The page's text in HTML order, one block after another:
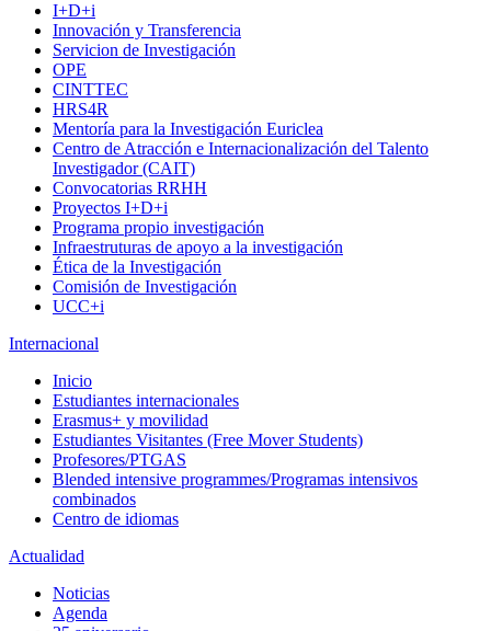
I+D+i
Innovación y Transferencia
Servicion de Investigación
OPE
CINTTEC
HRS4R
Mentoría para la Investigación Euriclea
Centro de Atracción e Internacionalización del Talento
Investigador (CAIT)
Convocatorias RRHH
Proyectos I+D+i
Programa propio investigación
Infraestruturas de apoyo a la investigación
Ética de la Investigación
Comisión de Investigación
UCC+i
Internacional
Inicio
Estudiantes internacionales
Erasmus+ y movilidad
Estudiantes Visitantes (Free Mover Students)
Profesores/PTGAS
Blended intensive programmes/Programas intensivos
combinados
Centro de idiomas
Actualidad
Noticias
Agenda